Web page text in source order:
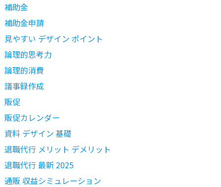
補助金
補助金申請
見やすい デザイン ポイント
論理的思考力
論理的消費
議事録作成
販促
販促カレンダー
資料 デザイン 基礎
退職代行 メリット デメリット
退職代行 最新 2025
通販 収益シミュレーション